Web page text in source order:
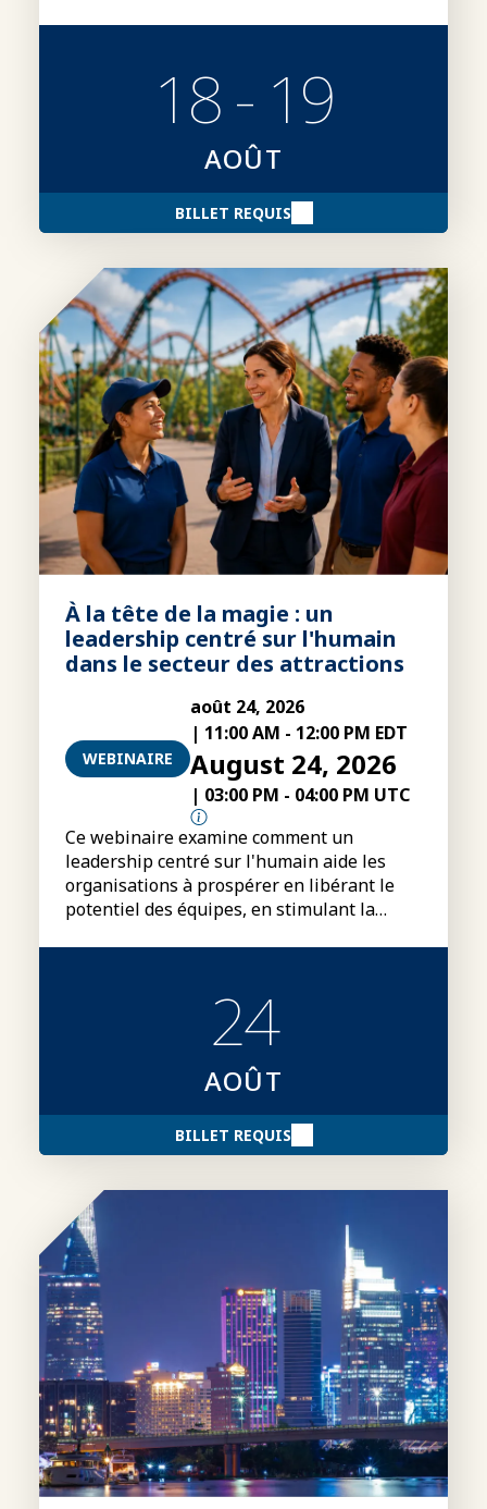
18 - 19
AOÛT
BILLET REQUIS
À la tête de la magie : un
leadership centré sur l'humain
dans le secteur des attractions
WEBINAIRE
août 24, 2026
| 11:00 AM - 12:00 PM EDT
August 24, 2026
| 03:00 PM - 04:00 PM UTC
Ce webinaire examine comment un
leadership centré sur l'humain aide les
organisations à prospérer en libérant le
potentiel des équipes, en stimulant la
24
AOÛT
BILLET REQUIS